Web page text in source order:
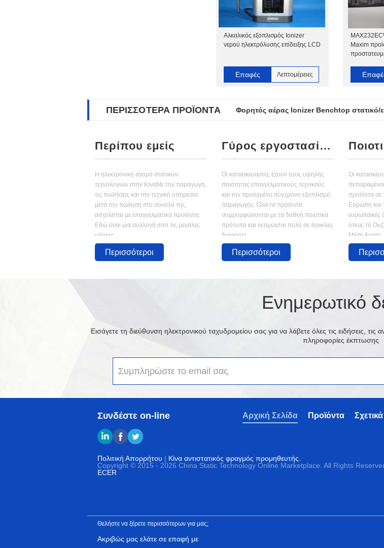
Αλκαλικός εξοπλισμός Ionizer
νερού ηλεκτρόλυσης επίδειξης LCD
Επαφές Λεπτομέρειες
Maxim
ΠΕΡΙΣΣΌΤΕΡΑ ΠΡΟΪΌΝΤΑ Φορητός αέρας Ionizer Benchtop στατικό/
Περίπου εμείς
Η ηλεκτρονική αγορά στατικών
τεχνολογιών στην ΚίναΜε την παραγωγή,
τις πωλήσεις και την τεχνική υπηρεσία
μετά την πώληση στο σύνολό της,
ασχολείται με επαγγελματικά προϊόντα.
Εδώ είναι μια συλλογή από τις μεγάλες
μάρκες ...
Περισσότεροι
Γύρος εργοστασίων
Οι κατασκευαστές έχουν τους υψηλής
ποιότητας επαγγελματικούς τεχνικούς
και τον προηγμένο σύγχρονο εξοπλισμό
παραγωγής. Όλα τα προϊόντα
συμμορφώνονται με τα διεθνή ποιοτικά
πρότυπα και εκτιμώνται πολύ σε ποικίλες
διαφορετ...
Περισσότεροι
Οι
προϊόντα σε
Ευρώπη και
ευρωπαϊκές
όπως το
Μέση Ανατο...
Ενημερωτικό
Εισάγετε τη διεύθυνση ηλεκτρονικού ταχυδρομείου σας για να λάβετε όλες τις ειδήσεις, τις
πληροφορίες έκπτωσης
Συνδέστε on-line Προϊόντα
Αρχική Σελίδα
Πολιτική Απορρήτου | Κίνα αντιστατικός φραγμός προμηθευτής.
Copyright © 2015 - 2026 China Static Technology Online Marketplace. All Rights
ECER
Θελήστε να ξέρετε περισσότερων για μας;
Ακριβώς μας ελάτε σε επαφή με